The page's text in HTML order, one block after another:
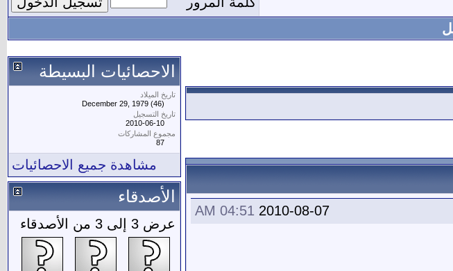
2010-08-07
04:51 AM
الاحصائيات البسيطة
تاريخ الميلاد
December 29, 1979 (46)
تاريخ التسجيل
2010-06-10
مجموع المشاركات
87
مشاهدة جميع الاحصائيات
الأصدقاء
عرض 3 إلى 3 من الأصدقاء